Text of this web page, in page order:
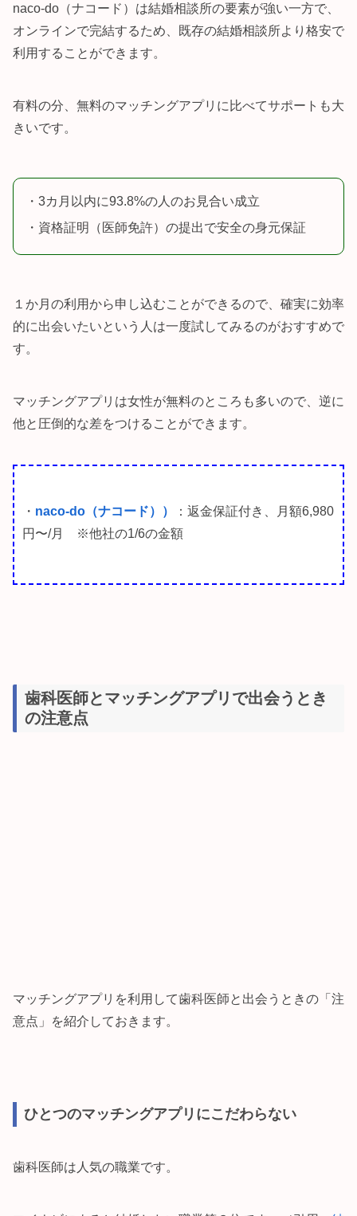
naco-do（ナコード）は結婚相談所の要素が強い一方で、
オンラインで完結するため、既存の結婚相談所より格安で
利用することができます。
有料の分、無料のマッチングアプリに比べてサポートも大
きいです。
・3カ月以内に93.8%の人のお見合い成立
・資格証明（医師免許）の提出で安全の身元保証
１か月の利用から申し込むことができるので、確実に効率
的に出会いたいという人は一度試してみるのがおすすめで
す。
マッチングアプリは女性が無料のところも多いので、逆に
他と圧倒的な差をつけることができます。
・ naco-do（ナコード） ）
：返金保証付き、月額6,980
円〜/月 ※他社の1/6の金額
歯科医師とマッチングアプリで出会うとき
の注意点
マッチングアプリを利用して歯科医師と出会うときの「注
意点」を紹介しておきます。
ひとつのマッチングアプリにこだわらない
歯科医師は人気の職業です。